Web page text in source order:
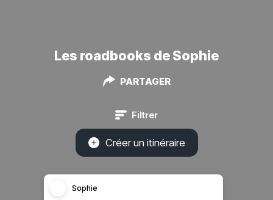
Les roadbooks de Sophie
PARTAGER
Filtrer
Créer un itinéraire
Sophie